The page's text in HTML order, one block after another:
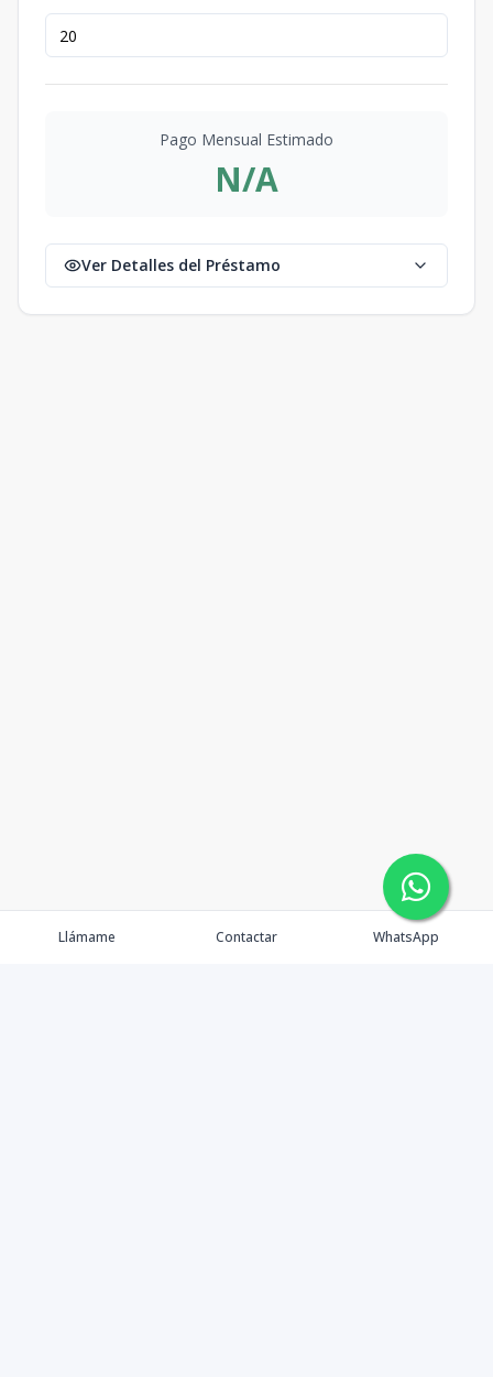
Pago Mensual Estimado
N/A
Ver Detalles del Préstamo
Llámame Contactar WhatsApp